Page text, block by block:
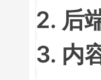
2. 后
3. 内